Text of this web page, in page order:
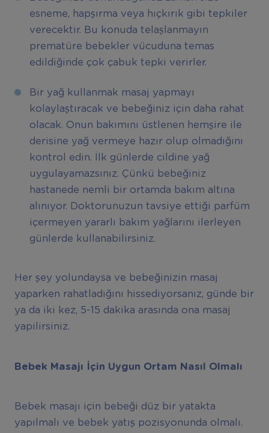
esneme, hapşırma veya hıçkırık gibi tepkiler
verecektir. Bu konuda telaşlanmayın
prematüre bebekler vücuduna temas
edildiğinde çok çabuk tepki verirler.
Bir yağ kullanmak masaj yapmayı
kolaylaştıracak ve bebeğiniz için daha rahat
olacak. Onun bakımını üstlenen hemşire ile
derisine yağ vermeye hazır olup olmadığını
kontrol edin. İlk günlerde cildine yağ
uygulayamazsınız. Çünkü bebeğiniz
hastanede nemli bir ortamda bakım altına
alınıyor. Doktorunuzun tavsiye ettiği parfüm
içermeyen yararlı bakım yağlarını ilerleyen
günlerde kullanabilirsiniz.
Her şey yolundaysa ve bebeğinizin masaj
yaparken rahatladığını hissediyorsanız, günde bir
ya da iki kez, 5-15 dakika arasında ona masaj
yapilirsiniz.
Bebek Masajı İçin Uygun Ortam Nasıl Olmalı
Bebek masajı için bebeği düz bir yatakta
yapılmalı ve bebek yatış pozisyonunda olmalı.